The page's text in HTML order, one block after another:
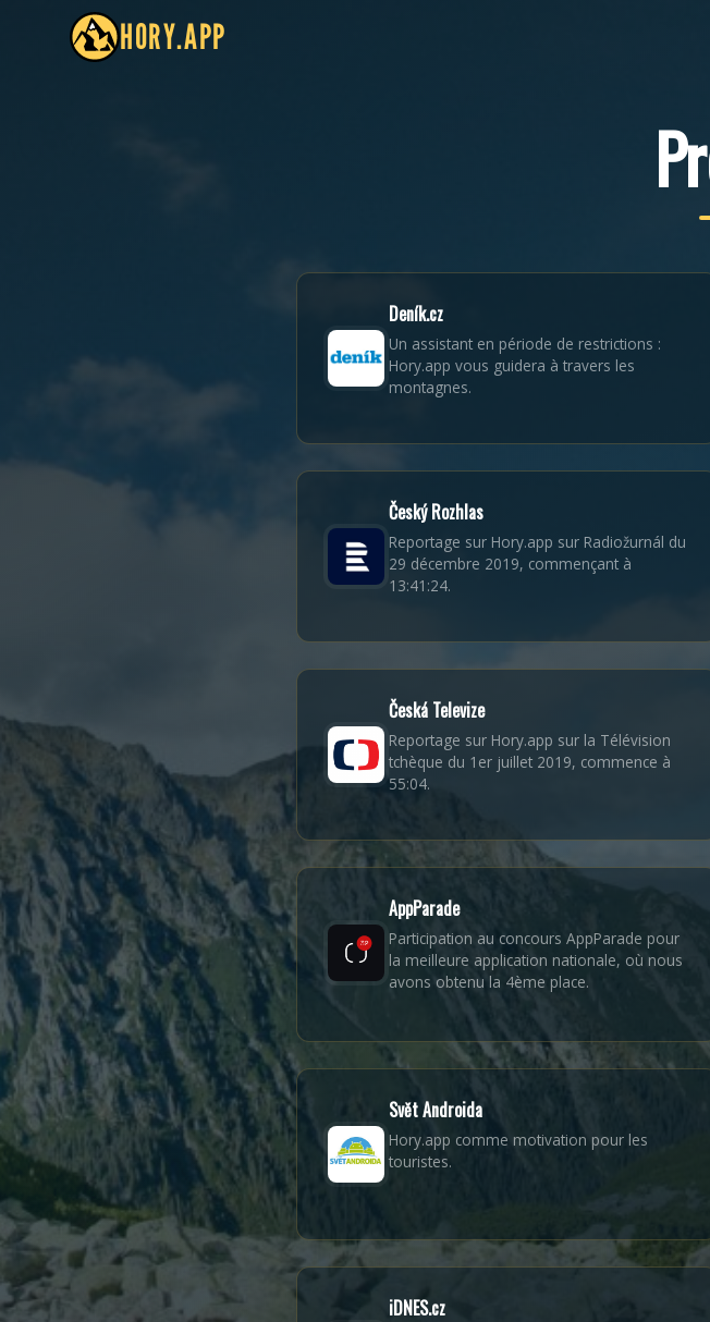
HORY.APP
Deník.cz
Un assistant en période de restrictions :
Hory.app vous guidera à travers les
montagnes.
Český Rozhlas
Reportage sur Hory.app sur Radiožurnál du
29 décembre 2019, commençant à
13:41:24.
Česká Televize
Reportage sur Hory.app sur la Télévision
tchèque du 1er juillet 2019, commence à
55:04.
AppParade
Participation au concours AppParade pour
la meilleure application nationale, où nous
avons obtenu la 4ème place.
Svět Androida
Hory.app comme motivation pour les
touristes.
iDNES.cz